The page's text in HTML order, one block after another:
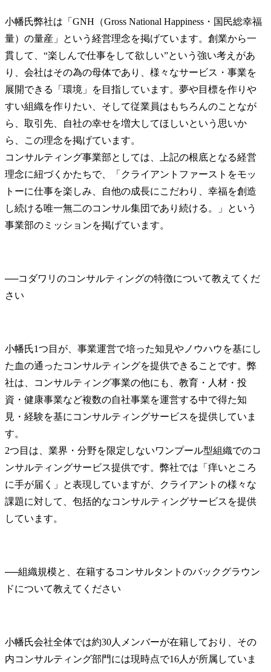
小幡氏弊社は「GNH（Gross National Happiness・国民総幸福
量）の量産」という経営理念を掲げています。創業から一
貫して、“楽しんで仕事をして欲しい”という強い考えがあ
り、会社はその為の母体であり、様々なサービス・事業を
展開できる「環境」を目指しています。夢や目標を作りや
すい組織を作りたい、そして従業員はもちろんのことなが
ら、取引先、自社の幸せを増大してほしいという思いか
ら、この理念を掲げています。
コンサルティング事業部としては、上記の根底となる経営
理念に紐づくかたちで、「クライアントファーストをモッ
トーに仕事を楽しみ、自他の成長にこだわり、幸福を創造
し続ける唯一無二のコンサル集団であり続ける。」という
事業部のミッションを掲げています。
──コダワリのコンサルティングの特徴について教えてくだ
小幡氏1つ目が、事業運営で培った知見やノウハウを基にし
た血の通ったコンサルティングを提供できることです。弊
社は、コンサルティング事業の他にも、教育・人材・投
資・健康事業など複数の自社事業を運営する中で得た知
見・経験を基にコンサルティングサービスを提供していま
す。
2つ目は、業界・分野を限定しないワンプール型組織でのコ
ンサルティングサービス提供です。弊社では「痒いところ
に手が届く」と表現していますが、クライアントの様々な
課題に対して、包括的なコンサルティングサービスを提供
しています。
──組織規模と、在籍するコンサルタントのバックグラウン
小幡氏会社全体では約30人メンバーが在籍しており、その
内コンサルティング部門には現時点で16人が所属していま